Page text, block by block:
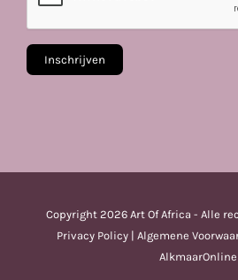
Copyright 2026 Art Of Africa - Alle
Privacy Policy | Algemene
AlkmaarOnline